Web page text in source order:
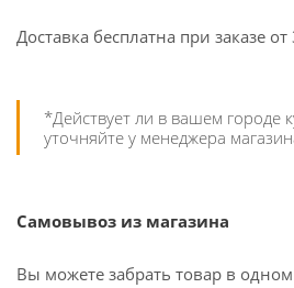
Доставка бесплатна при заказе
*Действует ли в вашем городе
уточняйте у менеджера
Самовывоз из магазина
Вы можете забрать товар в